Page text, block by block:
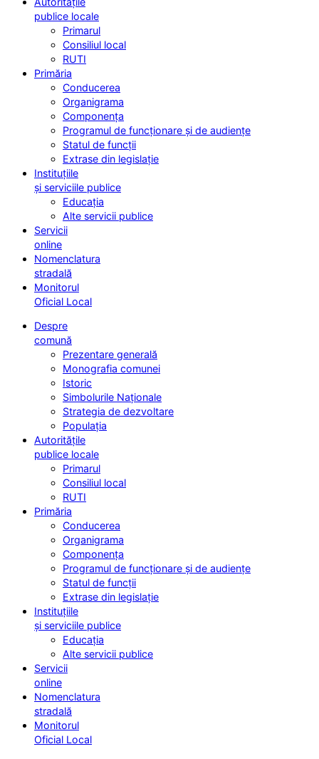
publice locale
Primarul
Consiliul local
RUTI
Primăria
Conducerea
Organigrama
Componența
Programul de funcționare și de audiențe
Statul de funcții
Extrase din legislație
Instituțiile
și serviciile publice
Educația
Alte servicii publice
Servicii
online
Nomenclatura
stradală
Monitorul
Oficial Local
Despre
comună
Prezentare generală
Monografia comunei
Istoric
Simbolurile Naționale
Strategia de dezvoltare
Populația
Autoritățile
publice locale
Primarul
Consiliul local
RUTI
Primăria
Conducerea
Organigrama
Componența
Programul de funcționare și de audiențe
Statul de funcții
Extrase din legislație
Instituțiile
și serviciile publice
Educația
Alte servicii publice
Servicii
online
Nomenclatura
stradală
Monitorul
Oficial Local